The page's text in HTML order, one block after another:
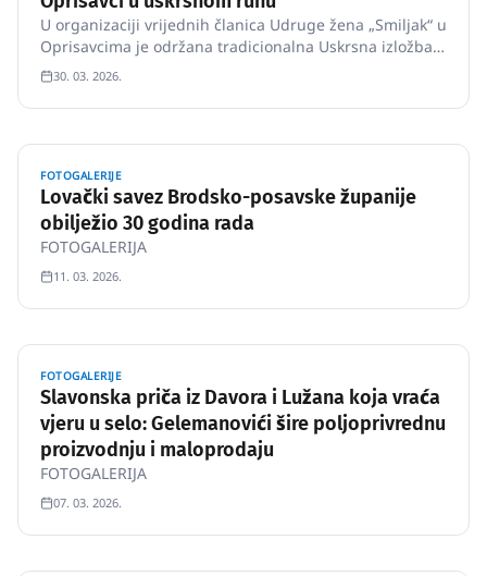
U organizaciji vrijednih članica Udruge žena „Smiljak“ u
Oprisavcima je održana tradicionalna Uskrsna izložba
korpica i salvetica, koja je i ove godine privukla velik
broj posjetitelja.
30. 03. 2026.
FOTOGALERIJE
Lovački savez Brodsko-posavske županije
obilježio 30 godina rada
FOTOGALERIJA
11. 03. 2026.
FOTOGALERIJE
Slavonska priča iz Davora i Lužana koja vraća
vjeru u selo: Gelemanovići šire poljoprivrednu
proizvodnju i maloprodaju
FOTOGALERIJA
07. 03. 2026.